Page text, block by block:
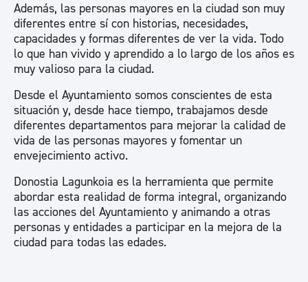
Además, las personas mayores en la ciudad son muy
diferentes entre sí con historias, necesidades,
capacidades y formas diferentes de ver la vida. Todo
lo que han vivido y aprendido a lo largo de los años es
muy valioso para la ciudad.
Desde el Ayuntamiento somos conscientes de esta
situación y, desde hace tiempo, trabajamos desde
diferentes departamentos para mejorar la calidad de
vida de las personas mayores y fomentar un
envejecimiento activo.
Donostia Lagunkoia es la herramienta que permite
abordar esta realidad de forma integral, organizando
las acciones del Ayuntamiento y animando a otras
personas y entidades a participar en la mejora de la
ciudad para todas las edades.